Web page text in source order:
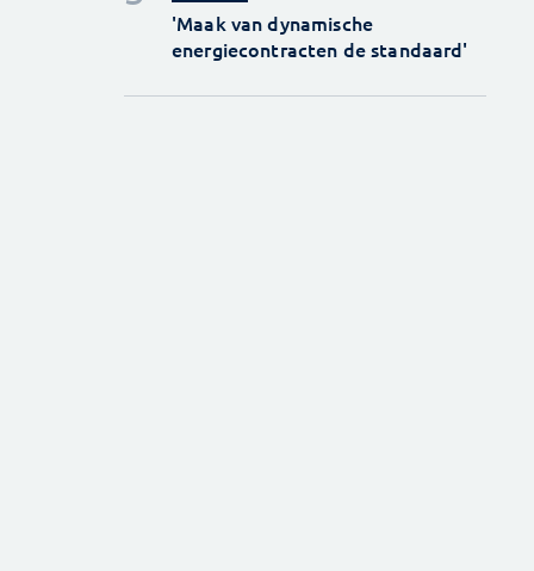
'Maak van dynamische
energiecontracten de standaard'